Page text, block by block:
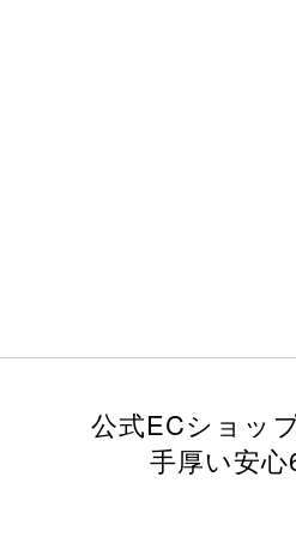
公式ECショッ
手厚い安心